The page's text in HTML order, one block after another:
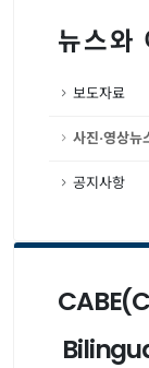
뉴스와
보도자료
사진·영상뉴
공지사항